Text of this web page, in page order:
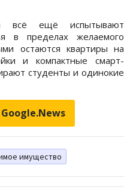
всё ещё испытывают
в пределах желаемого
остаются квартиры на
и компактные смарт-
студенты и одинокие
имущество